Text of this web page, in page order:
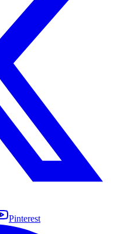
Pinterest